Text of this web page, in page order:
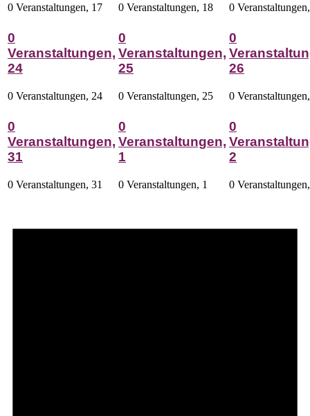
0 Veranstaltungen, 17 0 Veranstaltungen, 18 0
0
Veranstaltungen,
24
0 Veranstaltungen, 24
0
Veranstaltungen,
25
0 Veranstaltungen, 25
0
26
0
0
Veranstaltungen,
31
0 Veranstaltungen, 31
0
Veranstaltungen,
1
0 Veranstaltungen, 1
0
2
0